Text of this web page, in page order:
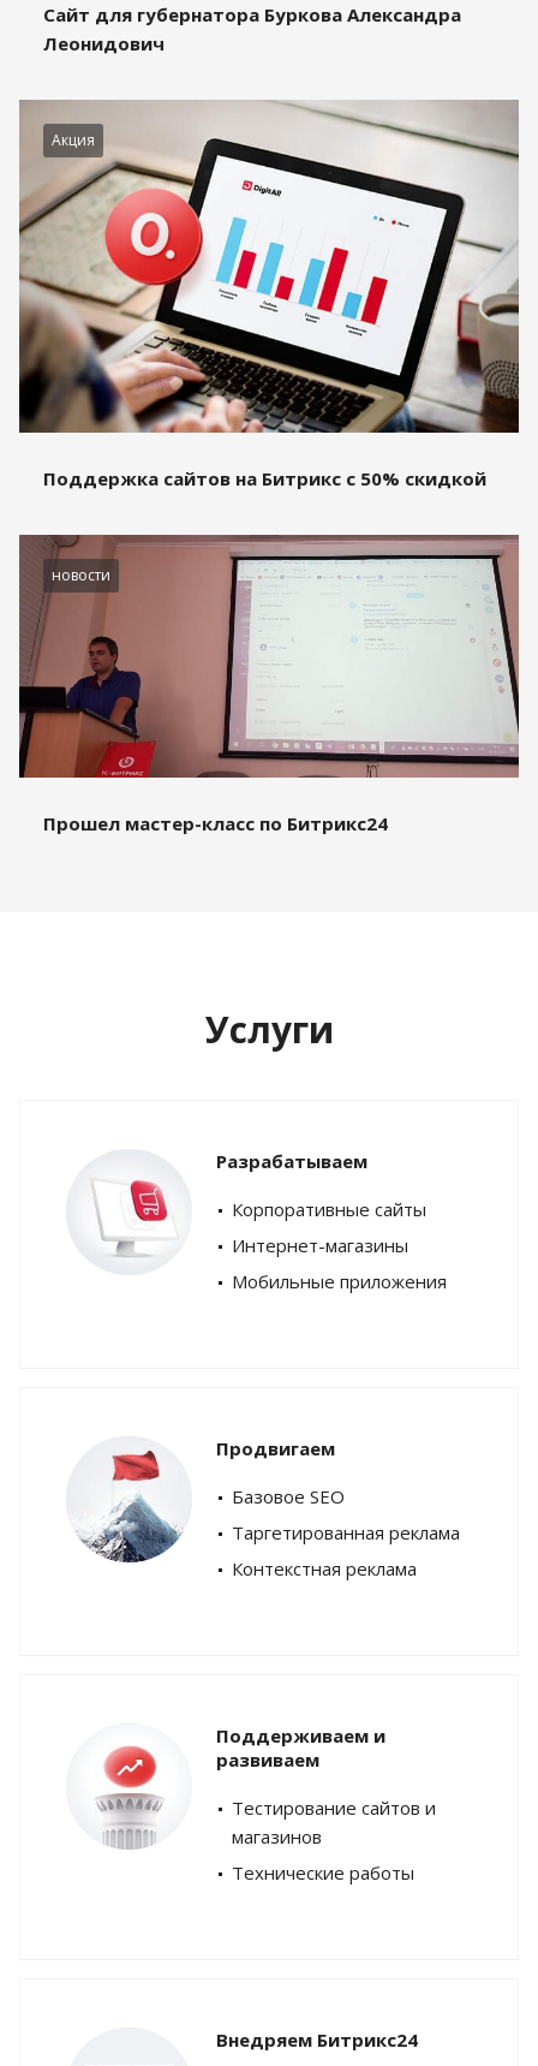
Сайт для губернатора Буркова Александра
Леонидович
Акция
Поддержка сайтов на Битрикс с 50% скидкой
новости
Прошел мастер-класс по Битрикс24
Услуги
Разрабатываем
Корпоративные сайты
Интернет-магазины
Мобильные приложения
Продвигаем
Базовое SEO
Таргетированная реклама
Контекстная реклама
Поддерживаем и
развиваем
Тестирование сайтов и
магазинов
Технические работы
Внедряем Битрикс24